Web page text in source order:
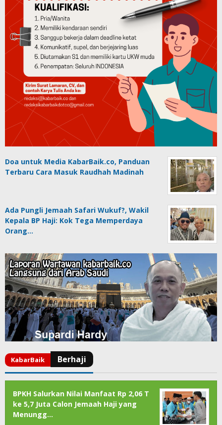
Doa untuk Media KabarBaik.co, Panduan
Terbaru Cara Masuk Raudhah Madinah
Ada Pungli Jemaah Safari Wukuf?, Wakil
Kepala BP Haji: Kok Tega Memperdaya
Orang…
BPKH Salurkan Nilai Manfaat Rp 2,06 T
ke 5,7 Juta Calon Jemaah Haji yang
Menungg…